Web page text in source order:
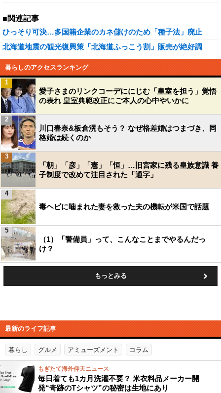
■関連記事
ひっそり可決…多国籍企業のカネ儲けのため「種子法」廃止
北海道地震の観光復興策「北海道ふっこう割」販売が絶好調
暮らしのアクセスランキング
愛子さまのリンクコーデににじむ「皇室を担う」覚悟
の表れ 皇室典範改正にご本人の心中やいかに
1
川口春奈&板倉滉もそう？ なぜ格差婚はつまづき、同
格婚は続くのか
2
「朝」「彦」「憲」「恒」…旧宮家に残る皇族意識 養
子制度で改めて注目された「通字」
3
毒ヘビに噛まれた妻を救った夫の機転が米国で話題
4
（1）「警備員」って、こんなことまでやるんだっ
け？
5
もっとみる
最新のライフ記事
暮らし グルメ アミューズメント コラム
もぎたて海外仰天ニュース
毎日着ても1カ月洗濯不要？ 米衣料品メーカー開
発“奇跡のTシャツ”の秘密は生地にあり